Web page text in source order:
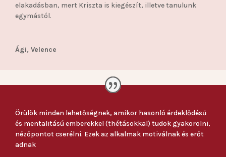
elakadásban, mert Kriszta is kiegészít, illetve tanulunk
egymástól.
Ági, Velence
Örülök minden lehetőségnek, amikor hasonló érdeklődésű
és mentalitású emberekkel (thétásokkal) tudok gyakorolni,
nézőpontot cserélni. Ezek az alkalmak motiválnak és erőt
adnak